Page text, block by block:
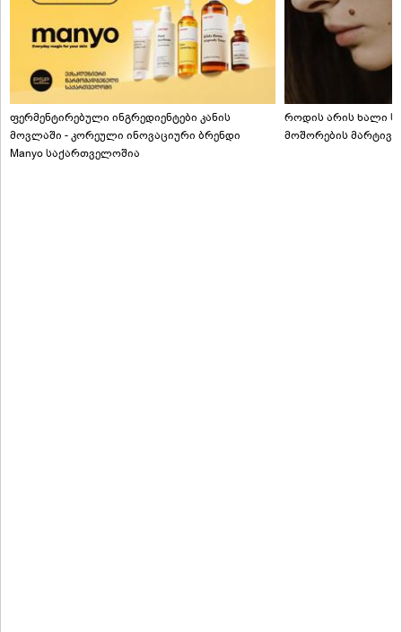
ფერმენტირებული ინგრედიენტები კანის
მოვლაში - კორეული ინოვაციური ბრენდი
Manyo საქართველოშია
როდის არის ხალი
მოშორების